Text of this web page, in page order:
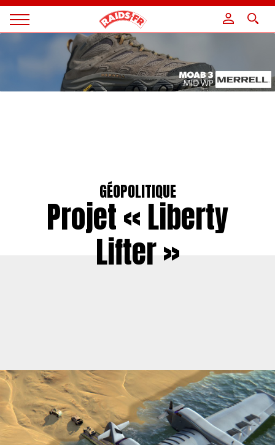
Magazine
GÉOPOLITIQUE
Projet « Liberty
Lifter »
Panneau de gestion des cookies